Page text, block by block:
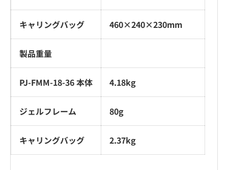
キャリングバッグ 460×240×230mm
製品重量
PJ-FMM-18-36 本体 4.18kg
ジェルフレーム 80g
キャリングバッグ 2.37kg